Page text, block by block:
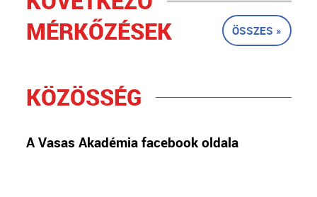
MÉRKŐZÉSEK
ÖSSZES »
KÖZÖSSÉG
A Vasas Akadémia facebook oldala